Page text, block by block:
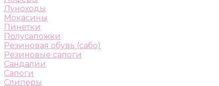
Луноходы
Мокасины
Пинетки
Полусапожки
Резиновая обувь (сабо)
Резиновые сапоги
Сандалии
Сапоги
Слиперы